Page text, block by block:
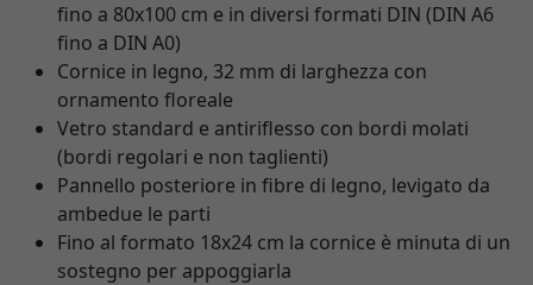
fino a 80x100 cm e in diversi formati DIN (DIN A6
fino a DIN A0)
Cornice in legno, 32 mm di larghezza con
ornamento floreale
Vetro standard e antiriflesso con bordi molati
(bordi regolari e non taglienti)
Pannello posteriore in fibre di legno, levigato da
ambedue le parti
Fino al formato 18x24 cm la cornice è minuta di un
sostegno per appoggiarla